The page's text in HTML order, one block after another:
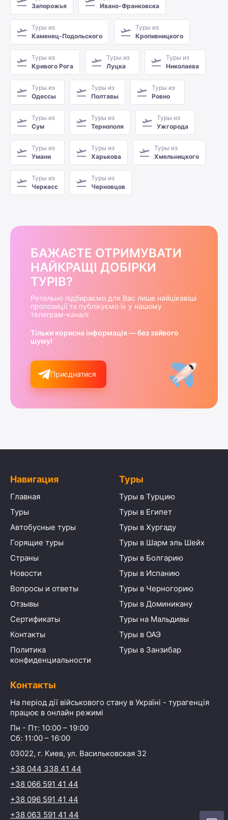
Запорожья
Ивано-Франковска
Туры из
Каменец-Подольского
Туры из
Кропивницкого
Туры из
Кривого Рога
Туры из
Луцка
Туры из
Николаева
Туры из
Одессы
Туры из
Полтавы
Туры из
Ровно
Туры из
Сум
Туры из
Тернополя
Туры из
Ужгорода
Туры из
Умани
Туры из
Харькова
Туры из
Хмельницкого
Туры из
Черкасс
Туры из
Черновцов
БАЖАЄТЕ ОТРИМУВАТИ
НАЙКРАЩІ ДОБІРКИ
ТУРІВ?
Ретельно підбираємо для Вас лише найцікавіші
пропозиції та публікуємо їх у нашому
телеграм-каналі
Тільки корисна інформація — без зайвого
шуму!
Приєднатися
Навигация
Главная
Туры
Автобусные туры
Горящие туры
Страны
Новости
Вопросы и ответы
Отзывы
Сертификаты
Контакты
Политика
конфиденциальности
Туры
Туры в Турцию
Туры в Египет
Туры в Хургаду
Туры в Шарм эль Шейх
Туры в Болгарию
Туры в Испанию
Туры в Черногорию
Туры в Доминикану
Туры на Мальдивы
Туры в ОАЭ
Туры в Занзибар
Контакты
На період дії військового стану в Україні - турагенція
працює в онлайн режимі
Пн - Пт: 10:00 – 19:00
Сб: 11:00 – 16:00
03022, г. Киев, ул. Васильковская 32
+38 044 338 41 44
+38 066 591 41 44
+38 096 591 41 44
+38 063 591 41 44